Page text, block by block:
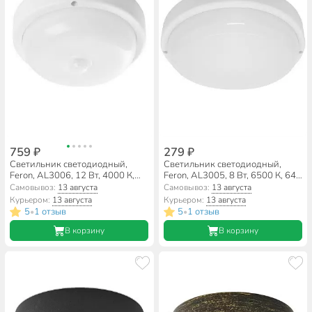
759 ₽
Светильник светодиодный,
Feron, AL3006, 12 Вт, 4000 К,
960 Лм, IP65, 14х14х5 см, с
датчиком движения,
пылевлагостойкий, белый свет,
пластиковый корпус, 29610
Самовывоз: 13 августа
Курьером: 13 августа
5•1 отзыв
В корзину
279 ₽
Светильник светодиодный,
Feron, AL3005, 8 Вт, 6500 К, 640
Лм, IP65, 11х11х3.5 см,
дневной свет, пластиковый
корпус, 29607
Самовывоз: 13 августа
Курьером: 13 августа
5•1 отзыв
В корзину